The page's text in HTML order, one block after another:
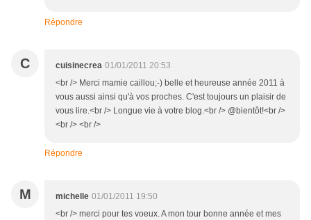
Répondre
C cuisinecrea 01/01/2011 20:53
<br /> Merci mamie caillou;-) belle et heureuse année 2011 à
vous aussi ainsi qu'à vos proches. C'est toujours un plaisir de
vous lire.<br /> Longue vie à votre blog.<br /> @bientôt!<br />
<br /> <br />
Répondre
M michelle 01/01/2011 19:50
<br /> merci pour tes voeux. A mon tour bonne année et mes